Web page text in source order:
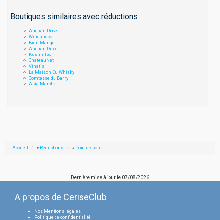
Boutiques similaires avec réductions
Auchan Drive
Wineandco
Bien Manger
Auchan Direct
Kusmi Tea
ChateauNet
Vinatis
La Maison Du Whisky
Comtesse du Barry
Asia Marché
Accueil » Réductions » Pour de bon
Dernière mise à jour le 07/08/2026
A propos de CeriseClub
Nos Mentions légales
Politique de confidentialité